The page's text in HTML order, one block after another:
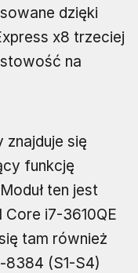
dzięki
x8 trzeciej
na
się
funkcję
ten jest
i7-3610QE
tam również
8384 (S1-S4)